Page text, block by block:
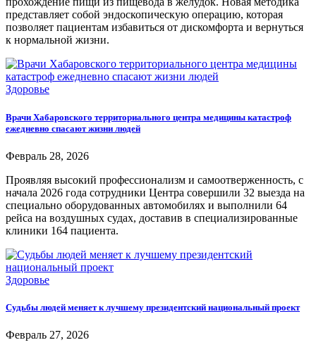
представляет собой эндоскопическую операцию, которая
позволяет пациентам избавиться от дискомфорта и вернуться
к нормальной жизни.
Здоровье
Врачи Хабаровского территориального центра медицины катастроф
ежедневно спасают жизни людей
Февраль 28, 2026
Проявляя высокий профессионализм и самоотверженность, с
начала 2026 года сотрудники Центра совершили 32 выезда на
специально оборудованных автомобилях и выполнили 64
рейса на воздушных судах, доставив в специализированные
клиники 164 пациента.
Здоровье
Судьбы людей меняет к лучшему президентский национальный проект
Февраль 27, 2026